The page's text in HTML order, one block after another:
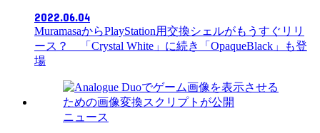
2022.06.04
MuramasaからPlayStation用交換シェルがもうすぐリリ
ース？ 「Crystal White」に続き「OpaqueBlack」も登
場
ニュース